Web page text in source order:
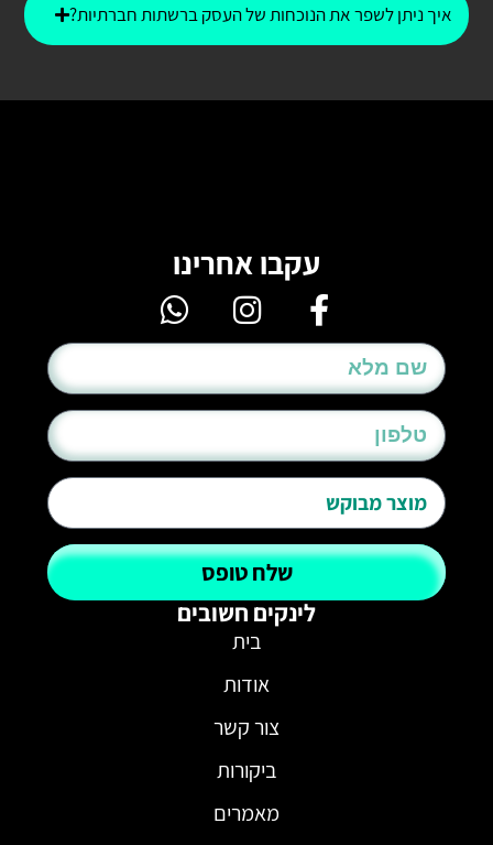
איך ניתן לשפר את הנוכחות של העסק ברשתות חברתיות?
עקבו אחרינו
שלח טופס
לינקים חשובים
בית
אודות
צור קשר
ביקורות
מאמרים